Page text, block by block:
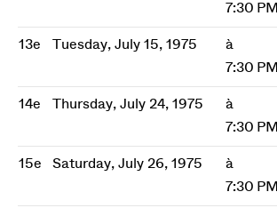
7:30 PM
13e Tuesday, July 15, 1975
à
7:30 PM
14e Thursday, July 24, 1975
à
7:30 PM
15e Saturday, July 26, 1975
à
7:30 PM